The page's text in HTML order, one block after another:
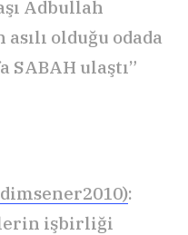
Adbullah
olduğu odada
ulaştı”
:
işbirliği